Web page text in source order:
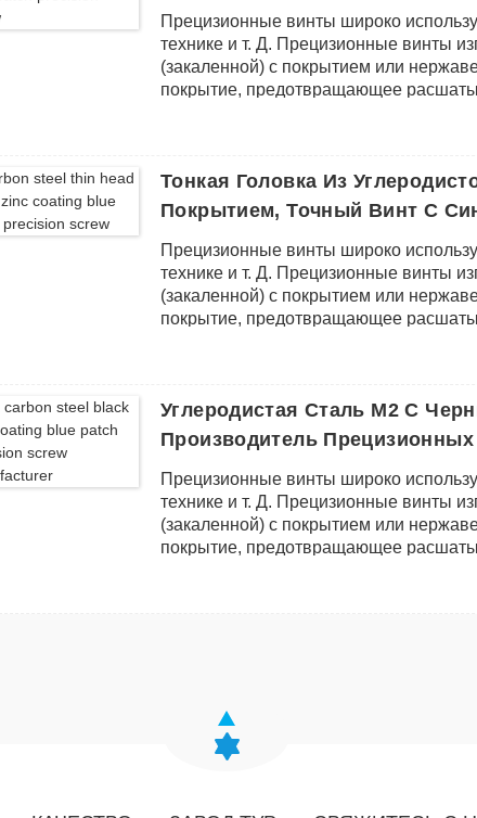
Прецизионные винты широко
технике и т. Д. Прецизионные винты
(закаленной) с покрытием или
покрытие, предотвращающее
Тонкая Головка Из
Покрытием, Точный Винт С
Прецизионные винты широко
технике и т. Д. Прецизионные винты
(закаленной) с покрытием или
покрытие, предотвращающее
Углеродистая Сталь M2 С
Производитель
Прецизионные винты широко
технике и т. Д. Прецизионные винты
(закаленной) с покрытием или
покрытие, предотвращающее